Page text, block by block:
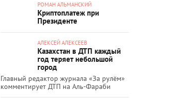
РОМАН АЛЬМАНСКИЙ
Криптоплатеж при
Президенте
АЛЕКСЕЙ АЛЕКСЕЕВ
Казахстан в ДТП каждый
год теряет небольшой
город
Главный редактор журнала «За рулём»
комментирует ДТП на Аль-Фараби